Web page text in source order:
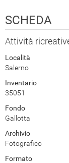
SCHEDA
Attività
Località
Salerno
Inventario
35051
Fondo
Gallotta
Archivio
Fotografico
Formato